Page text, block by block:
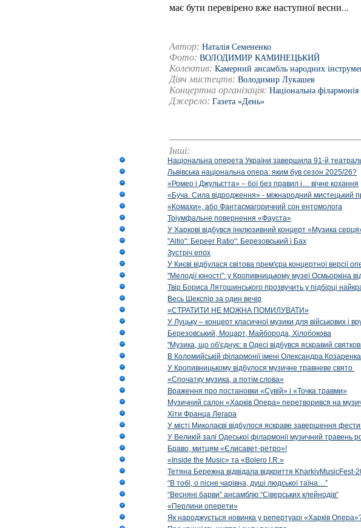
має бути перевірено вже наступної весни...
Автор: Наталія Семененко
Фото: ВОЛОДИМИР КАМИНЕЦЬКИЙ
Колектив: Камерний ансамбль народних
Діяч мистецтв: Володимир Лукашев
Концертна організація: Національна філармонія
Джерело: Газета «День»
Інші:
Національна оперета України завершила 91-й
Львівська національна опера: яким був сезон 2025/26?
«Ромео і Джульєтта» – бої без правил і… вічне кохання
«Буча. Сила відродження» - міжнародний мистецький
«Комахи», або Фантасмагоричний сон ентомолога
Тріумфальне повернення «Фауста»
У Харкові відбувся інклюзивний концерт «Музика
"Altio": Береer Ratio": Березовський і Бах
Зустріч епох
У Києві відбулася світова прем'єра концертної версії
"Мелодії юності": у Кропивницькому музеї Осмьоркіна
Твір Бориса Лятошинського прозвучить у підбірці
Весь Шекспір за один вечір
«СТРАТИТИ НЕ МОЖНА ПОМИЛУВАТИ»
У Луцьку – концерт класичної музики для військових і
Березовський, Моцарт, Майборода, Хілобокова
"Музика, що об'єднує: в Одесі відбувся яскравий
В Коломийській філармонії імені Олександра
У Кропивницькому відбулося музичне травневе свято
«Спочатку музика, а потім слова»
Враження про постановки «Сувій» і «Точка травми»
Музичний салон «Харків Опера» перетворився на
Хіти Франца Легара
У місті Миколаєві відбулося яскраве завершення
У Великій залі Одеської філармонії музичний травень
Браво, митцям «Єлисавет-ретро»!
«Inside the Music» та «Bolero I.R.»
Тетяна Бережна відвідала відкриття KharkivMusicFest-
“В тобі, о пісне чарівна, душі людської таїна…”
“Весняні барви” ансамблю “Сіверських клейнодів”
«Перлини оперети»
Як народжується новинка у репертуарі «Харків